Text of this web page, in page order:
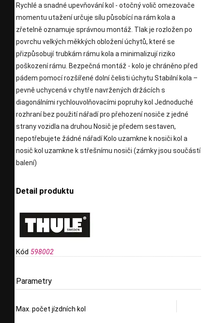
Rychlé a snadné upevňování kol - otočný volič omezovače
momentu utažení určuje sílu působící na rám kola a
zřetelně oznamuje správnou montáž. Tlak je rozložen po
povrchu velkých měkkých obložení úchytů, které se
přizpůsobují trubkám rámu kola a minimalizují riziko
poškození rámu. Bezpečná montáž - kolo je chráněno před
pádem pomocí rozšířené dolní čelisti úchytu Stabilní kola –
pevně uchycená v chytře navržených držácích s
diagonálními rychlouvolňovacími popruhy kol Jednoduché
rozhraní bez použití nářadí pro přehození nosiče z jedné
strany vozidla na druhou Nosič je předem sestaven,
nepotřebujete žádné nářadí Kolo uzamkne k nosiči kol a
nosič kol uzamkne k střešnímu nosiči (zámky jsou součástí
balení)
Detail produktu
Kód 598002
Parametry
Max. počet jízdních kol